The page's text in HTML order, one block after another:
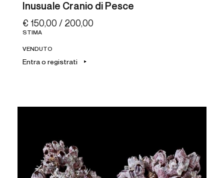
Inusuale Cranio di Pesce
€ 150,00 / 200,00
STIMA
VENDUTO
Entra o registrati